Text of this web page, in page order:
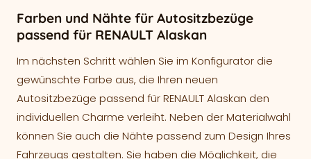
Farben und Nähte für Autositzbezüge
passend für RENAULT Alaskan
Im nächsten Schritt wählen Sie im Konfigurator die
gewünschte Farbe aus, die Ihren neuen
Autositzbezüge passend für RENAULT Alaskan den
individuellen Charme verleiht. Neben der Materialwahl
können Sie auch die Nähte passend zum Design Ihres
Fahrzeugs gestalten. Sie haben die Möglichkeit, die